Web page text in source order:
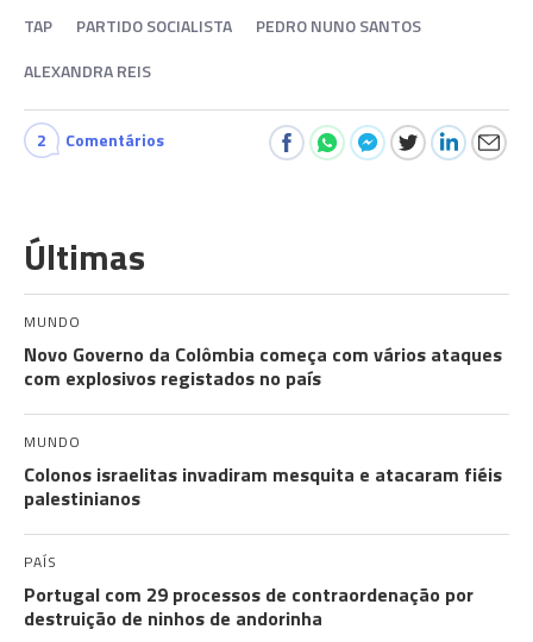
TAP PARTIDO SOCIALISTA
PEDRO NUNO SANTOS
ALEXANDRA REIS
2 Comentários
Últimas
MUNDO
Novo Governo da Colômbia começa com vários ataques
com explosivos registados no país
MUNDO
Colonos israelitas invadiram mesquita e atacaram fiéis
palestinianos
PAÍS
Portugal com 29 processos de contraordenação por
destruição de ninhos de andorinha